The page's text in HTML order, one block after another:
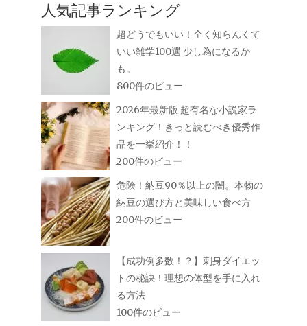
人気記事ランキング
超どうでもいい！全く知らんくて
いい雑学100選 少し為になるか
も。
800件のビュー
2026年最新版 超有名な小説家ラ
ンキング！きっと読むべき優秀作
品を一挙紹介！！
200件のビュー
危険！納豆90％以上の闇。本物の
納豆の選び方と美味しい食べ方
200件のビュー
【成功例多数！？】刺身ダイエッ
トの秘訣！理想の体型を手に入れ
る方法
100件のビュー